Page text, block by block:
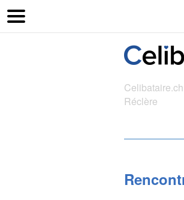
Celibataire.ch
Réclère